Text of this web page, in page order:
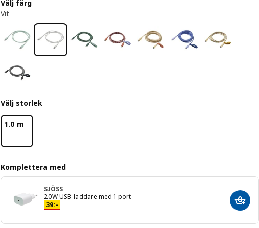
Välj färg
Vit
Välj storlek
1.0 m
Komplettera med
SJÖSS
20W USB-laddare med 1 port
39:-
Pris 39:- Lägg